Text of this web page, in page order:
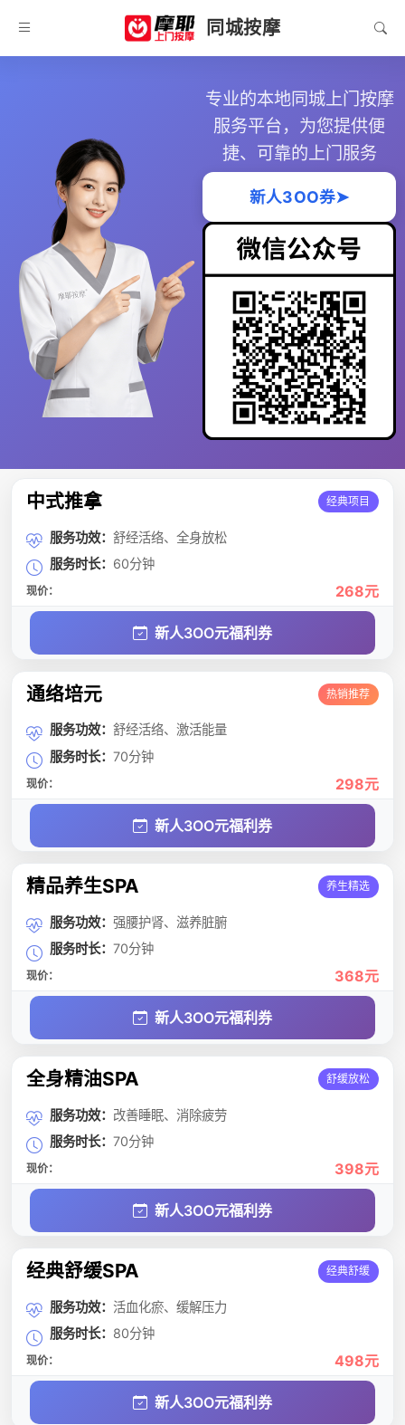
同城按摩
专业的本地同城上门按摩
服务平台，为您提供便
捷、可靠的上门服务
新人3OO券➤
中式推拿 经典项目
服务功效： 舒经活络、全身放松
服务时长： 60分钟
现价： 268元
新人3OO元福利券
通络培元 热销推荐
服务功效： 舒经活络、激活能量
服务时长： 70分钟
现价： 298元
新人3OO元福利券
精品养生SPA 养生精选
服务功效： 强腰护肾、滋养脏腑
服务时长： 70分钟
现价： 368元
新人3OO元福利券
全身精油SPA 舒缓放松
服务功效： 改善睡眠、消除疲劳
服务时长： 70分钟
现价： 398元
新人3OO元福利券
经典舒缓SPA 经典舒缓
服务功效： 活血化瘀、缓解压力
服务时长： 80分钟
现价： 498元
新人3OO元福利券